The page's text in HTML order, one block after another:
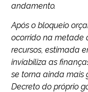
andamento.
Após o bloqueio
ocorrido na metade
recursos, estimada
inviabiliza as
se torna ainda mais
Decreto do próprio